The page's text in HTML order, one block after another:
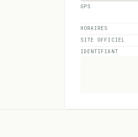
GPS
HORAIRES
SITE OFFICIEL
IDENTIFIANT